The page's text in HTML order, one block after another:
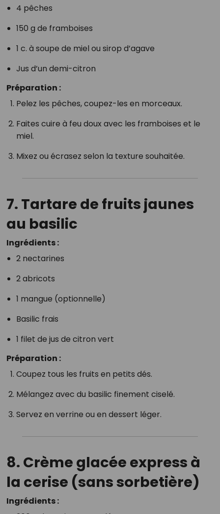
4 pêches
150 g de framboises
1 c. à soupe de miel ou sirop d’agave
Jus d’un demi-citron
Préparation :
Pelez les pêches, coupez-les en morceaux.
Faites cuire à feu doux avec les framboises et le
miel.
Mixez ou écrasez selon la texture souhaitée.
7. Tartare de fruits jaunes
au basilic
Ingrédients :
2 nectarines
2 abricots
1 mangue (optionnelle)
Basilic frais
1 filet de jus de citron vert
Préparation :
Coupez tous les fruits en petits dés.
Mélangez avec du basilic finement ciselé.
Servez en verrine ou en dessert léger.
8. Crème glacée express à
la cerise (sans sorbetière)
Ingrédients :